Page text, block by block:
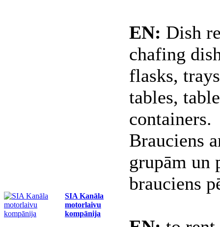
EN: Dish
chafing
flasks,
tables,
containers.
SIA Kanāla
motorlaivu
kompānija
Brauciens
grupām un
brauciens